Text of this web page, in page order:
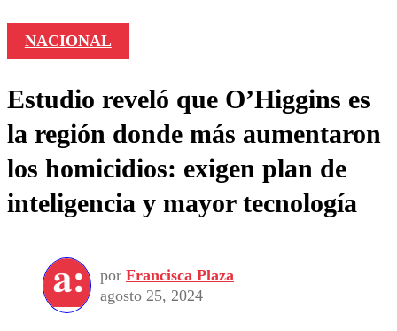
NACIONAL
Estudio reveló que O’Higgins es
la región donde más aumentaron
los homicidios: exigen plan de
inteligencia y mayor tecnología
por Francisca Plaza
agosto 25, 2024